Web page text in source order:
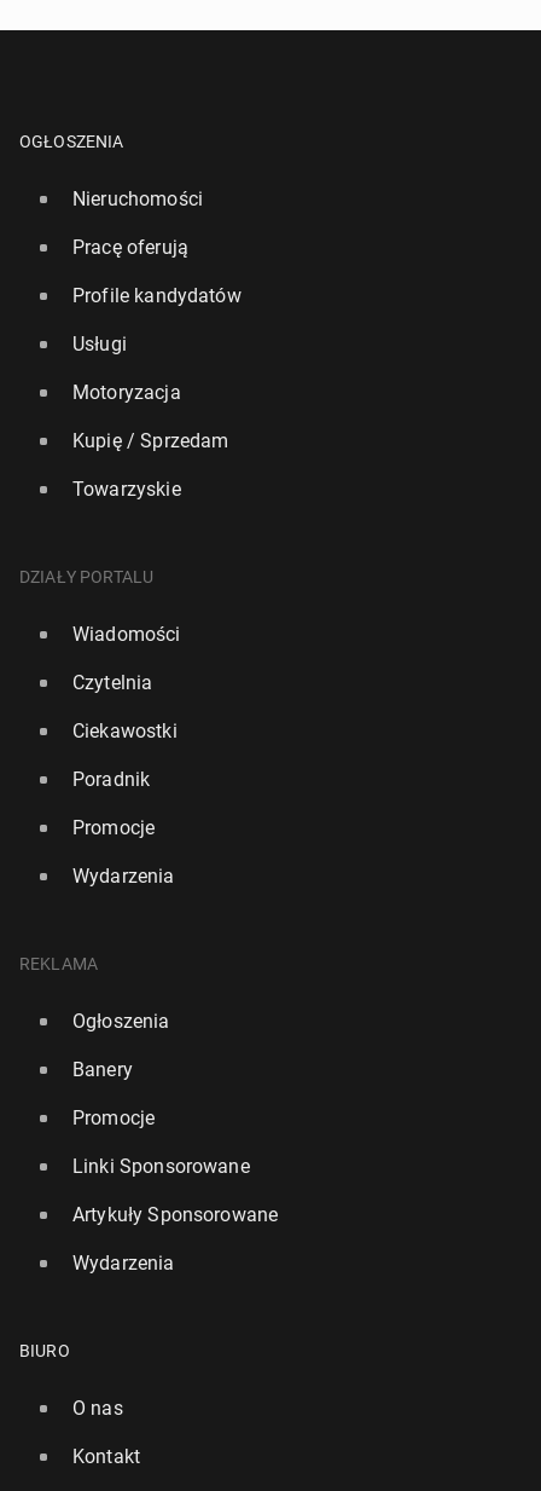
OGŁOSZENIA
Nieruchomości
Pracę oferują
Profile kandydatów
Usługi
Motoryzacja
Kupię / Sprzedam
Towarzyskie
DZIAŁY PORTALU
Wiadomości
Czytelnia
Ciekawostki
Poradnik
Promocje
Wydarzenia
REKLAMA
Ogłoszenia
Banery
Promocje
Linki Sponsorowane
Artykuły Sponsorowane
Wydarzenia
BIURO
O nas
Kontakt